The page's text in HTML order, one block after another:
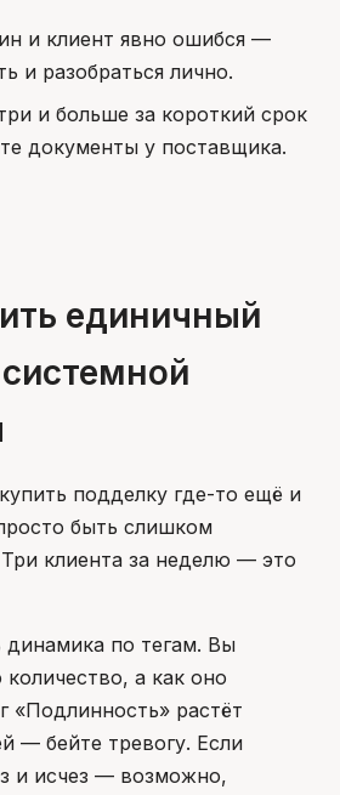
и клиент явно ошибся —
и разобраться лично.
и больше за короткий срок
документы у поставщика.
единичный
подделку где-то ещё и
быть слишком
клиента за неделю — это
динамика по тегам. Вы
а как оно
«Подлинность» растёт
— бейте тревогу. Если
и исчез — возможно,